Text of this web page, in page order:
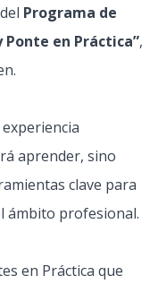
Programa de
en Práctica”,
aprender, sino
clave para
ámbito profesional.
en Práctica que